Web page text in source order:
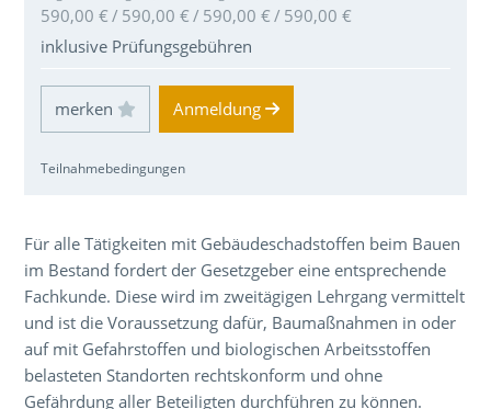
590,00 € / 590,00 € / 590,00 € / 590,00 €
inklusive Prüfungsgebühren
Einloggen und Merkliste benutzen
Anmeldung
Teilnahmebedingungen
Für alle Tätigkeiten mit Gebäudeschadstoffen beim Bauen
im Bestand fordert der Gesetzgeber eine entsprechende
Fachkunde. Diese wird im zweitägigen Lehrgang vermittelt
und ist die Voraussetzung dafür, Baumaßnahmen in oder
auf mit Gefahrstoffen und biologischen Arbeitsstoffen
belasteten Standorten rechtskonform und ohne
Gefährdung aller Beteiligten durchführen zu können.